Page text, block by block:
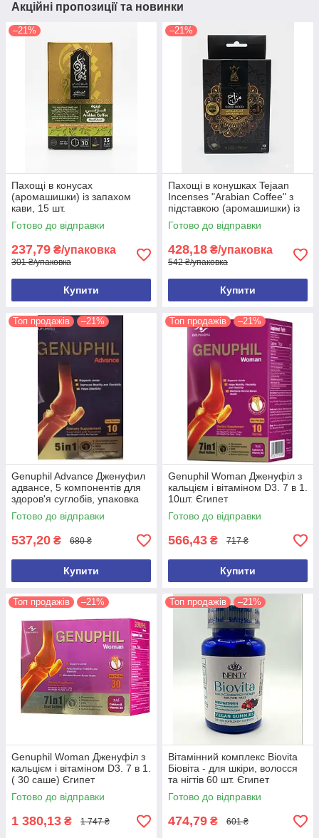
Акційні пропозиції та новинки
–21%
Пахощі в конусах
(аромашишки) із запахом
кави, 15 шт.
Готово до відправки
237,79 ₴/упаковка
301 ₴/упаковка
Купити
–21%
Пахощі в конушках Tejaan
Incenses "Arabian Coffee" з
підставкою (аромашишки) із
запахом кави, 10 шт.
Готово до відправки
428,18 ₴/упаковка
542 ₴/упаковка
Купити
Топ продажів –21%
Genuphil Advance Дженуфил
адвансе, 5 компонентів для
здоров'я суглобів, упаковка
10саше Єгипет
Готово до відправки
537,20 ₴ 680 ₴
Купити
Топ продажів –21%
Genuphil Woman Дженуфіл з
кальцієм і вітаміном D3. 7 в 1.
10шт. Єгипет
Готово до відправки
566,43 ₴ 717 ₴
Купити
Топ продажів –21%
Genuphil Woman Дженуфіл з
кальцієм і вітаміном D3. 7 в 1.
( 30 саше) Єгипет
Готово до відправки
1 380,13 ₴ 1 747 ₴
Топ продажів –21%
Вітамінний комплекс Biovita
Біовіта - для шкіри, волосся
та нігтів 60 шт. Єгипет
Оригінал
Готово до відправки
474,79 ₴ 601 ₴